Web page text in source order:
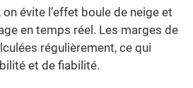
évite l’effet boule de neige et
en temps réel. Les marges de
régulièrement, ce qui
et de fiabilité.